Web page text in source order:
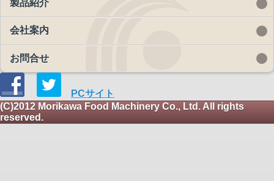
製品紹介
会社案内
お問合せ
PCサイト
(C)2012 Morikawa Food Machinery Co., Ltd. All rights
reserved.